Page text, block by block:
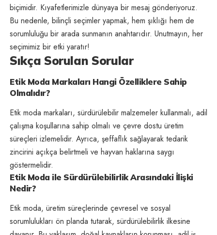
biçimidir. Kıyafetlerimizle dünyaya bir mesaj gönderiyoruz.
Bu nedenle, bilinçli seçimler yapmak, hem şıklığı hem de
sorumluluğu bir arada sunmanın anahtarıdır. Unutmayın, her
seçimimiz bir etki yaratır!
Sıkça Sorulan Sorular
Etik Moda Markaları Hangi Özelliklere Sahip
Olmalıdır?
Etik moda markaları, sürdürülebilir malzemeler kullanmalı, adil
çalışma koşullarına sahip olmalı ve çevre dostu üretim
süreçleri izlemelidir. Ayrıca, şeffaflık sağlayarak tedarik
zincirini açıkça belirtmeli ve hayvan haklarına saygı
göstermelidir.
Etik Moda ile Sürdürülebilirlik Arasındaki İlişki
Nedir?
Etik moda, üretim süreçlerinde çevresel ve sosyal
sorumlulukları ön planda tutarak, sürdürülebilirlik ilkesine